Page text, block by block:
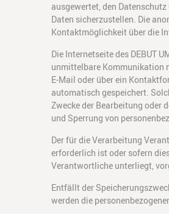
ausgewertet, den
Daten sicherzustellen. Die
Kontaktmöglichkeit über die
Die Internetseite des DEBUT
unmittelbare Kommunikation
E-Mail oder über ein
automatisch gespeichert.
Zwecke der Bearbeitung oder
und Sperrung von
Der für die Verarbeitung
erforderlich ist oder sofern
Verantwortliche unterliegt,
Entfällt der
werden die